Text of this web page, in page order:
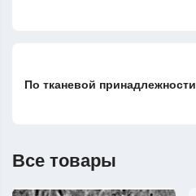
По тканевой принадлежности
Все товары